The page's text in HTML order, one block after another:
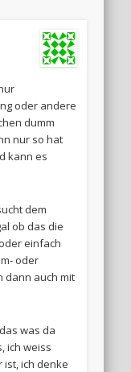
oder andere
dumm
nur so hat
kann es
dem
ob das die
einfach
oder
dann auch mit
was da
ich weiss
ist, ich denke